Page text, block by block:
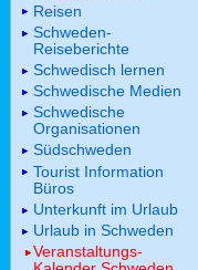
Reisen
Schweden-
Reiseberichte
Schwedisch lernen
Schwedische Medien
Schwedische
Organisationen
Südschweden
Tourist Information
Büros
Unterkunft im Urlaub
Urlaub in Schweden
Veranstaltungs-